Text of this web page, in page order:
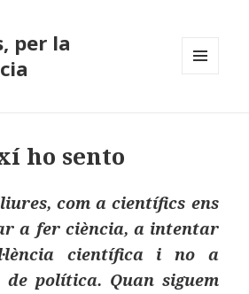
per la
ho sento
com a científics ens
a fer ciència, a intentar
científica i no a
de política. Quan siguem